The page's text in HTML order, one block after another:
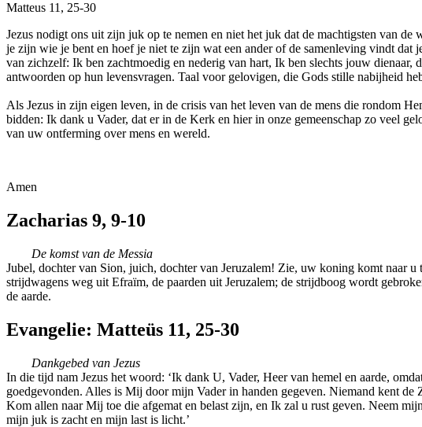
Matteus 11, 25-30
Jezus nodigt ons uit zijn juk op te nemen en niet het juk dat de machtigsten van
je zijn wie je bent en hoef je niet te zijn wat een ander of de samenleving vindt
van zichzelf: Ik ben zachtmoedig en nederig van hart, Ik ben slechts jouw dienaar,
antwoorden op hun levensvragen. Taal voor gelovigen, die Gods stille nabijheid
Als Jezus in zijn eigen leven, in de crisis van het leven van de mens die rondom
bidden: Ik dank u Vader, dat er in de Kerk en hier in onze gemeenschap zo veel
van uw ontferming over mens en wereld.
Amen
Zacharias 9, 9-10
De komst van de Messia
Jubel, dochter van Sion, juich, dochter van Jeruzalem! Zie, uw koning komt naar
strijdwagens weg uit Efraïm, de paarden uit Jeruzalem; de strijdboog wordt
de aarde.
Evangelie: Matteüs 11, 25-30
Dankgebed van Jezus
In die tijd nam Jezus het woord: ‘Ik dank U, Vader, Heer van hemel en aarde,
goedgevonden. Alles is Mij door mijn Vader in handen gegeven. Niemand kent
Kom allen naar Mij toe die afgemat en belast zijn, en Ik zal u rust geven. Neem
mijn juk is zacht en mijn last is licht.’